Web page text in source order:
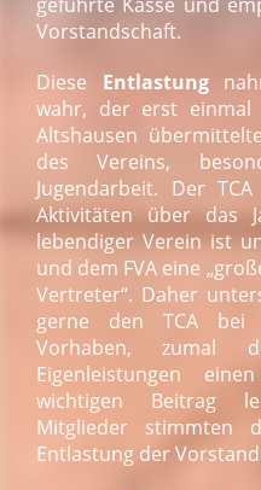
Vorstandschaft.
Diese Entlastung
wahr, der erst einmal
Altshausen
des Vereins,
Jugendarbeit. Der
Aktivitäten über das
lebendiger Verein ist
und dem FVA eine
Vertreter“. Daher
gerne den TCA bei
Vorhaben, zumal
Eigenleistungen
wichtigen Beitrag
Mitglieder stimmten
Entlastung der